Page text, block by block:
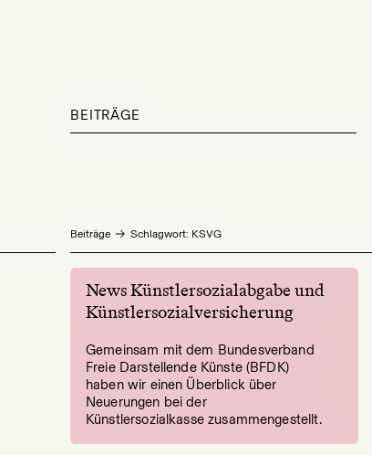
BEITRÄGE
Beiträge Schlagwort: KSVG
News Künstlersozialabgabe und
Künstlersozialversicherung
Gemeinsam mit dem Bundesverband
Freie Darstellende Künste (BFDK)
haben wir einen Überblick über
Neuerungen bei der
Künstlersozialkasse zusammengestellt.